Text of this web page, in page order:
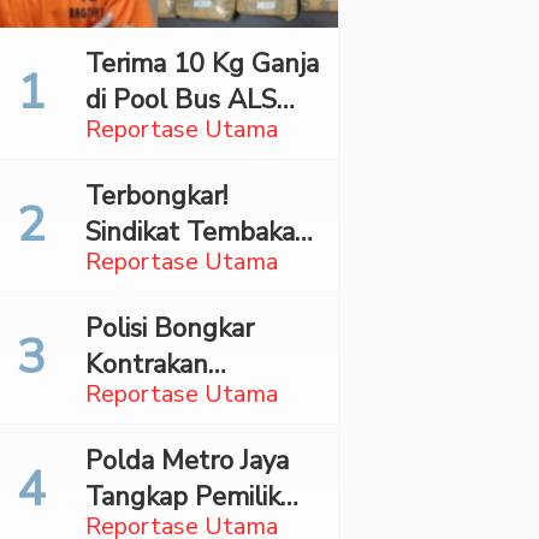
Reportase Utama
Terima 10 Kg Ganja
di Pool Bus ALS
Surabaya,
Madina Ditangkap
Bareskrim
Reportase Utama
Terbongkar!
Sindikat Tembakau
Sintetis Bermodus
di Jaksel
Reportase Utama
Polisi Bongkar
Kontrakan
Penyimpan 27,96
Reportase Utama
Polda Metro Jaya
Tangkap Pemilik